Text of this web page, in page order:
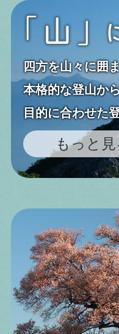
2026
県道 甘
て
2026
韮崎大
2026
穴山町
2026
四方を山々に囲
本格的な登山か
目的に合わせた
もっと